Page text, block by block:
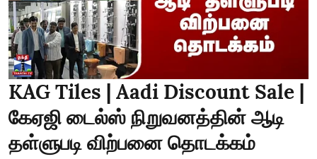
KAG Tiles | Aadi Discount Sale |
கேஏஜி டைல்ஸ் நிறுவனத்தின் ஆடி
தள்ளுபடி விற்பனை தொடக்கம்